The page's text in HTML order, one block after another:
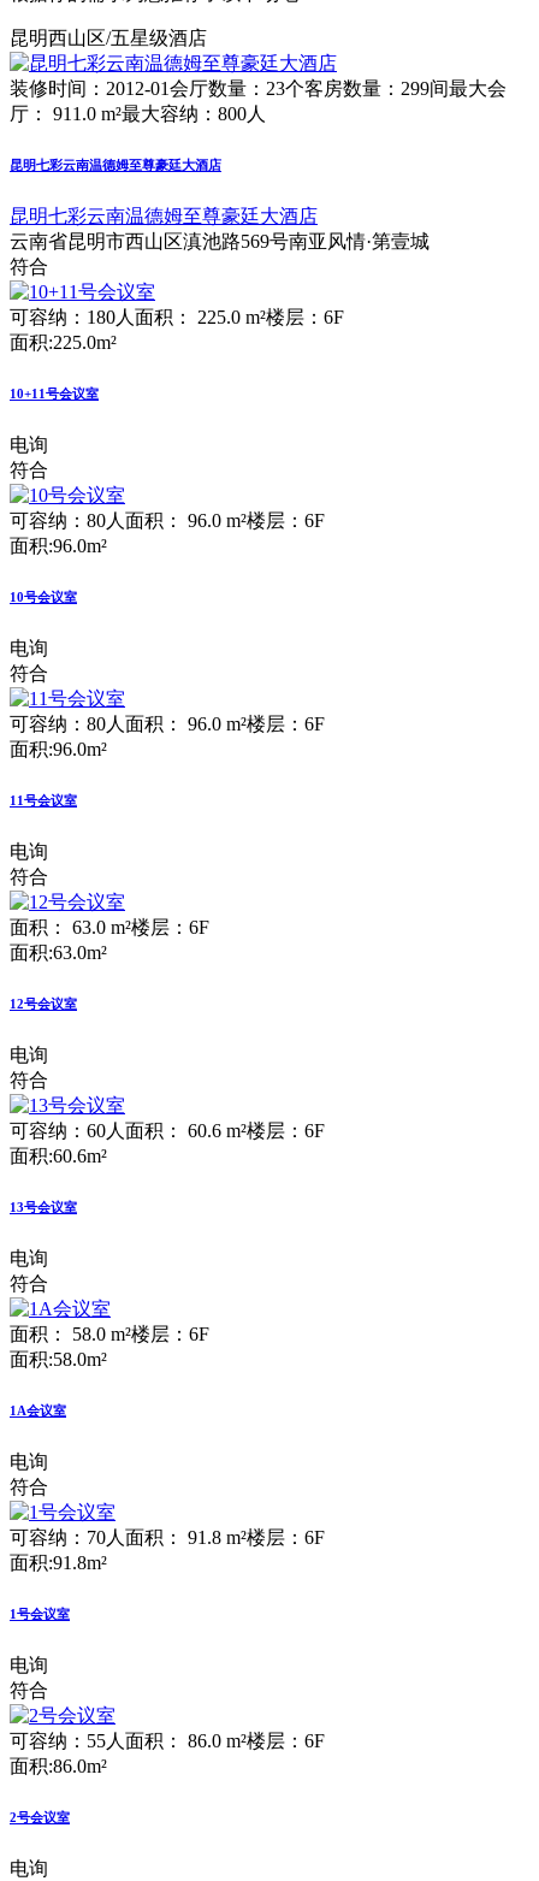
昆明西山区/五星级酒店
装修时间：2012-01会厅数量：23个客房数量：299间最大会
厅： 911.0 m²最大容纳：800人
昆明七彩云南温德姆至尊豪廷大酒店
昆明七彩云南温德姆至尊豪廷大酒店
云南省昆明市西山区滇池路569号南亚风情·第壹城
符合
可容纳：180人 面积： 225.0 m²楼层：6F
面积:225.0m²
10+11号会议室
电询
符合
可容纳：80人 面积： 96.0 m²楼层：6F
面积:96.0m²
10号会议室
电询
符合
可容纳：80人 面积： 96.0 m²楼层：6F
面积:96.0m²
11号会议室
电询
符合
面积： 63.0 m²楼层：6F
面积:63.0m²
12号会议室
电询
符合
可容纳：60人 面积： 60.6 m²楼层：6F
面积:60.6m²
13号会议室
电询
符合
面积： 58.0 m²楼层：6F
面积:58.0m²
1A会议室
电询
符合
可容纳：70人 面积： 91.8 m²楼层：6F
面积:91.8m²
1号会议室
电询
符合
可容纳：55人 面积： 86.0 m²楼层：6F
面积:86.0m²
2号会议室
电询